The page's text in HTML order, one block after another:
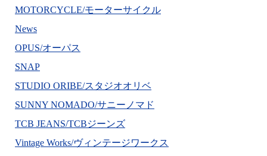
MOTORCYCLE/モーターサイクル
News
OPUS/オーパス
SNAP
STUDIO ORIBE/スタジオオリベ
SUNNY NOMADO/サニーノマド
TCB JEANS/TCBジーンズ
Vintage Works/ヴィンテージワークス